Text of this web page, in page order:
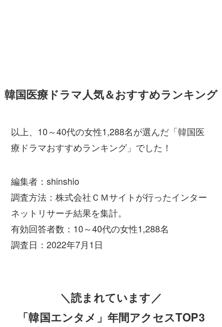
韓国医療ドラマ人気＆おすすめランキング
以上、10～40代の女性1,288名が選んだ「韓国医
療ドラマおすすめランキング」でした！
編集者：shinshio
調査方法：株式会社ＣＭサイトが行ったインター
ネットリサーチ結果を集計。
有効回答者数：10～40代の女性1,288名
調査日：2022年7月1日
＼読まれています／
「韓国エンタメ」年間アクセスTOP3